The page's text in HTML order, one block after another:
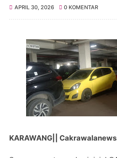
APRIL 30, 2026 0 KOMENTAR
KARAWANG||